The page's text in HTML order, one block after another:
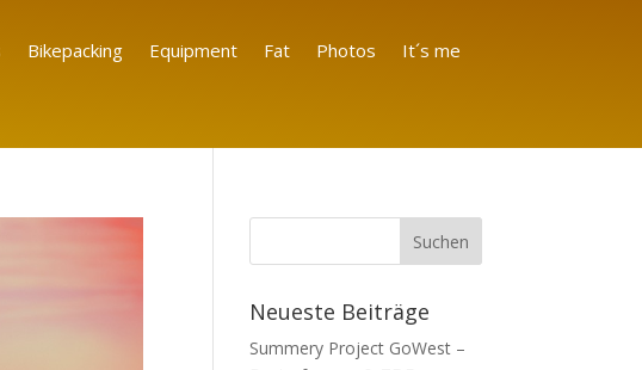
Bikepacking Equipment Fat Photos It´s me
Neueste Beiträge
Summery Project GoWest –